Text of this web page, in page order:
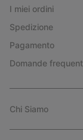
I miei ordini
Spedizione
Pagamento
Domande
Chi Siamo